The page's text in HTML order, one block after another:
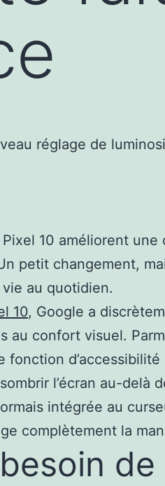
10 améliorent
petit changement,
au quotidien.
10, Google a
au confort visuel.
fonction
l’écran au-delà
intégrée au
complètement la